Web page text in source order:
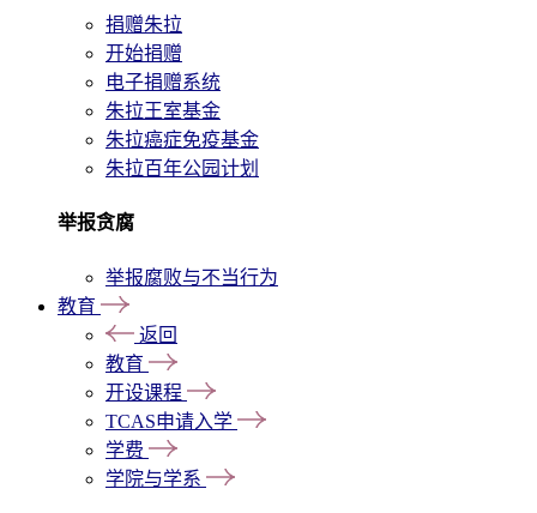
捐赠朱拉
开始捐赠
电子捐赠系统
朱拉王室基金
朱拉癌症免疫基金
朱拉百年公园计划
举报贪腐
举报腐败与不当行为
教育
返回
教育
开设课程
TCAS申请入学
学费
学院与学系